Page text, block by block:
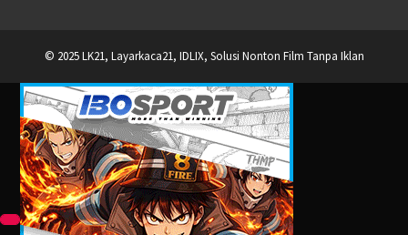
© 2025 LK21, Layarkaca21, IDLIX, Solusi Nonton Film Tanpa Iklan